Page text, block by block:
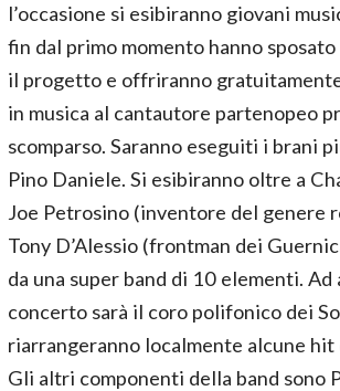
l’occasione si esibiranno giovani
fin dal primo momento hanno
il progetto e offriranno
in musica al cantautore partenopeo
scomparso. Saranno eseguiti i brani
Pino Daniele. Si esibiranno oltre a
Joe Petrosino (inventore del genere
Tony D’Alessio (frontman dei
da una super band di 10 elementi. Ad
concerto sarà il coro polifonico dei
riarrangeranno localmente alcune hit
Gli altri componenti della band sono